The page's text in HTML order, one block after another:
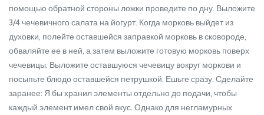
помощью обратной стороны ложки проведите по дну. Выложите
3/4 чечевичного салата на йогурт. Когда морковь выйдет из
духовки, полейте оставшейся заправкой морковь в сковороде,
обваляйте ее в ней, а затем выложите готовую морковь поверх
чечевицы. Выложите оставшуюся чечевицу вокруг моркови и
посыпьте блюдо оставшейся петрушкой. Ешьте сразу. Сделайте
заранее: Я бы хранил элементы отдельно до подачи, чтобы
каждый элемент имел свой вкус. Однако для негламурных